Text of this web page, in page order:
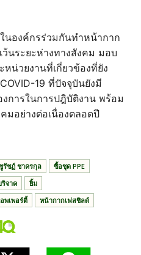
นองค์กรร่วมกันทำหน้ากาก
ว้นระยะห่างทางสังคม มอบ
น่วยงานที่เกี่ยวข้องที่ยัง
19 ที่ปัจจุบันยังมี
การในการปฎิบัติงาน พร้อม
มอย่างต่อเนื่องตลอดปี
รัชฏ์ ชาครกุล
ซื้อชุด PPE
จาค
ยิ้ม
พเพอร์ตี้ หน้ากากเฟสชิลด์